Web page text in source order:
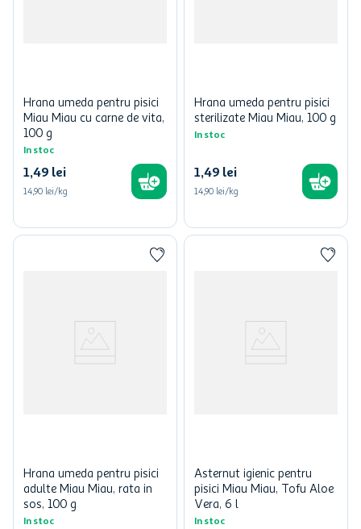
Hrana umeda pentru pisici
Miau Miau cu carne de vita,
100 g
In stoc
1,49 lei
14,90 lei/kg
Hrana umeda pentru pisici
sterilizate Miau Miau, 100 g
In stoc
1,49 lei
14,90 lei/kg
Hrana umeda pentru pisici
adulte Miau Miau, rata in
sos, 100 g
In stoc
Asternut igienic pentru
pisici Miau Miau, Tofu Aloe
Vera, 6 l
In stoc